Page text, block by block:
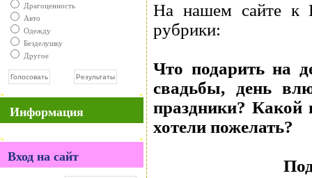
Драгоценность
Авто
Одежду
Безделушку
Другое
Информация
Вход на сайт
На нашем сайте к
рубрики:
Что подарить на
свадьбы, день
праздники? Какой
хотели пожелать?